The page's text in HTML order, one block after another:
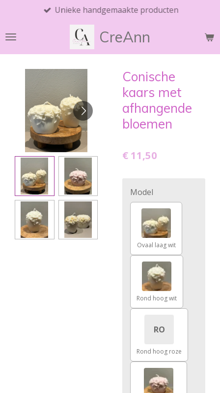
naar
CreAnn
Unieke handgemaakte producten
Conische
kaars met
afhangende
bloemen
€ 11,50
Model
Ovaal laag wit
Rond hoog wit
RO
Rond hoog roze